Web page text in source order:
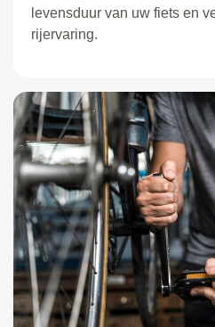
levensduur van uw fiets en
rijervaring.